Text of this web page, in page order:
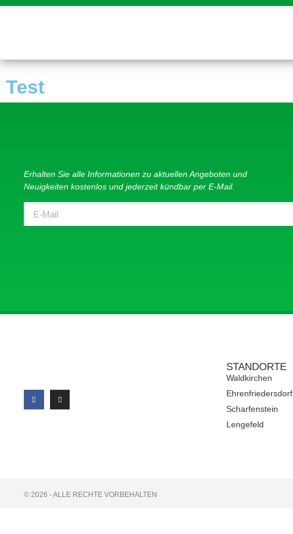
Test
Erhalten Sie alle Informationen zu aktuellen Angeboten und
Neuigkeiten kostenlos und jederzeit kündbar per E-Mail.
STANDORTE
Waldkirchen
Ehrenfriedersdorf
Scharfenstein
Lengefeld
© 2026 - ALLE RECHTE VORBEHALTEN